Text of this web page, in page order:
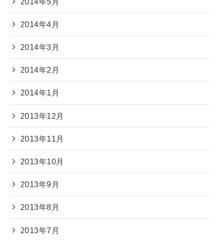
2014年4月
2014年3月
2014年2月
2014年1月
2013年12月
2013年11月
2013年10月
2013年9月
2013年8月
2013年7月